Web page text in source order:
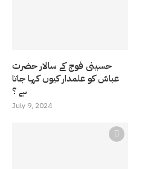
حسینی فوج کے سالار حضرت
عباسّ کو علمدار کیوں کہا جاتا
ہے ؟
July 9, 2024